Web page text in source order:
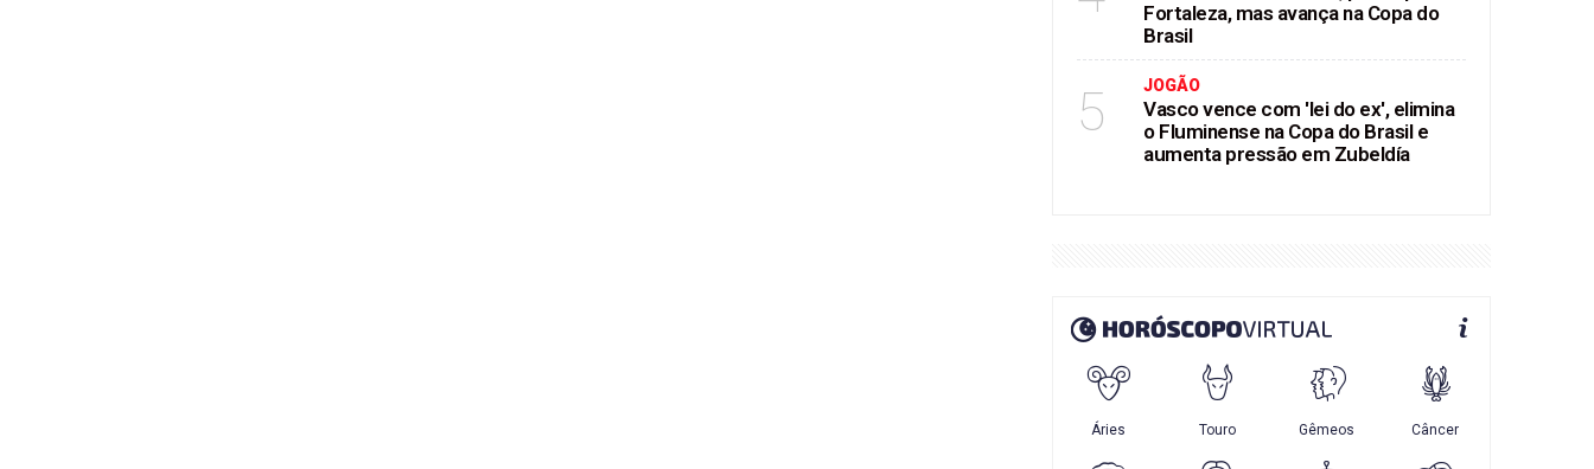
Fortaleza, mas avança na Copa do
Brasil
5 JOGÃO
Vasco vence com 'lei do ex', elimina
o Fluminense na Copa do Brasil e
aumenta pressão em Zubeldía